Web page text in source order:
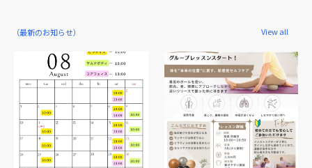
（最新のお知らせ） View all